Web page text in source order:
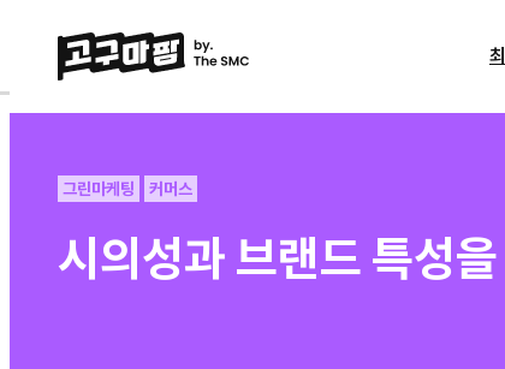
그린마케팅 커머스
시의성과 브랜드 특성